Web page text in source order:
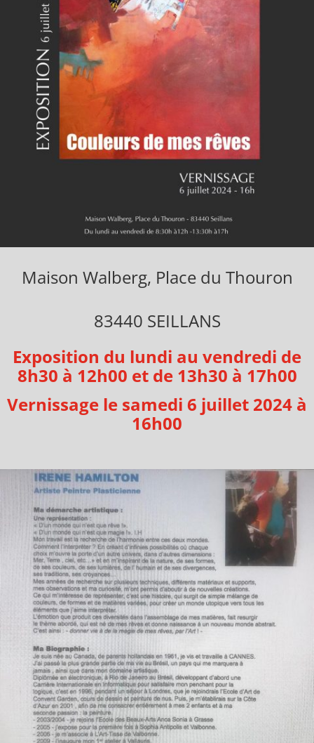
Maison Walberg, Place du Thouron
83440 SEILLANS
Exposition du lundi au vendredi de
8h30 à 12h00 et de 13h30 à 17h00
Vernissage le samedi 6 juillet 2024 à
16h00